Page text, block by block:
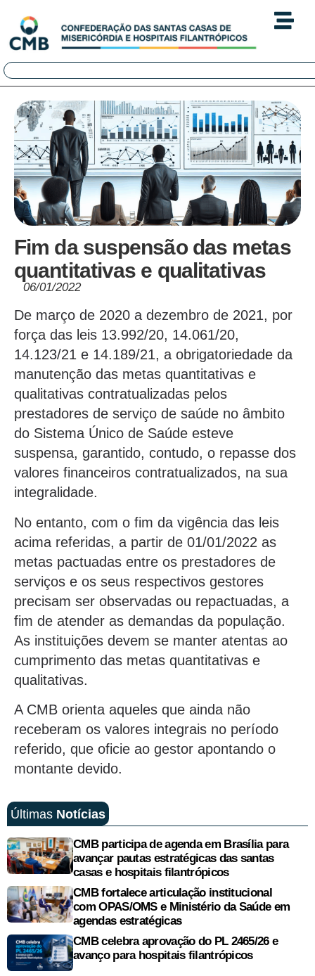
Fim da suspensão das metas
quantitativas e qualitativas
06/01/2022
De março de 2020 a dezembro de 2021, por
força das leis 13.992/20, 14.061/20,
14.123/21 e 14.189/21, a obrigatoriedade da
manutenção das metas quantitativas e
qualitativas contratualizadas pelos
prestadores de serviço de saúde no âmbito
do Sistema Único de Saúde esteve
suspensa, garantido, contudo, o repasse dos
valores financeiros contratualizados, na sua
integralidade.
No entanto, com o fim da vigência das leis
acima referidas, a partir de 01/01/2022 as
metas pactuadas entre os prestadores de
serviços e os seus respectivos gestores
precisam ser observadas ou repactuadas, a
fim de atender as demandas da população.
As instituições devem se manter atentas ao
cumprimento das metas quantitativas e
qualitativas.
A CMB orienta aqueles que ainda não
receberam os valores integrais no período
referido, que oficie ao gestor apontando o
montante devido.
Últimas Notícias
CMB participa de agenda em Brasília para
avançar pautas estratégicas das santas
casas e hospitais filantrópicos
CMB fortalece articulação institucional
com OPAS/OMS e Ministério da Saúde em
agendas estratégicas
CMB celebra aprovação do PL 2465/26 e
avanço para hospitais filantrópicos